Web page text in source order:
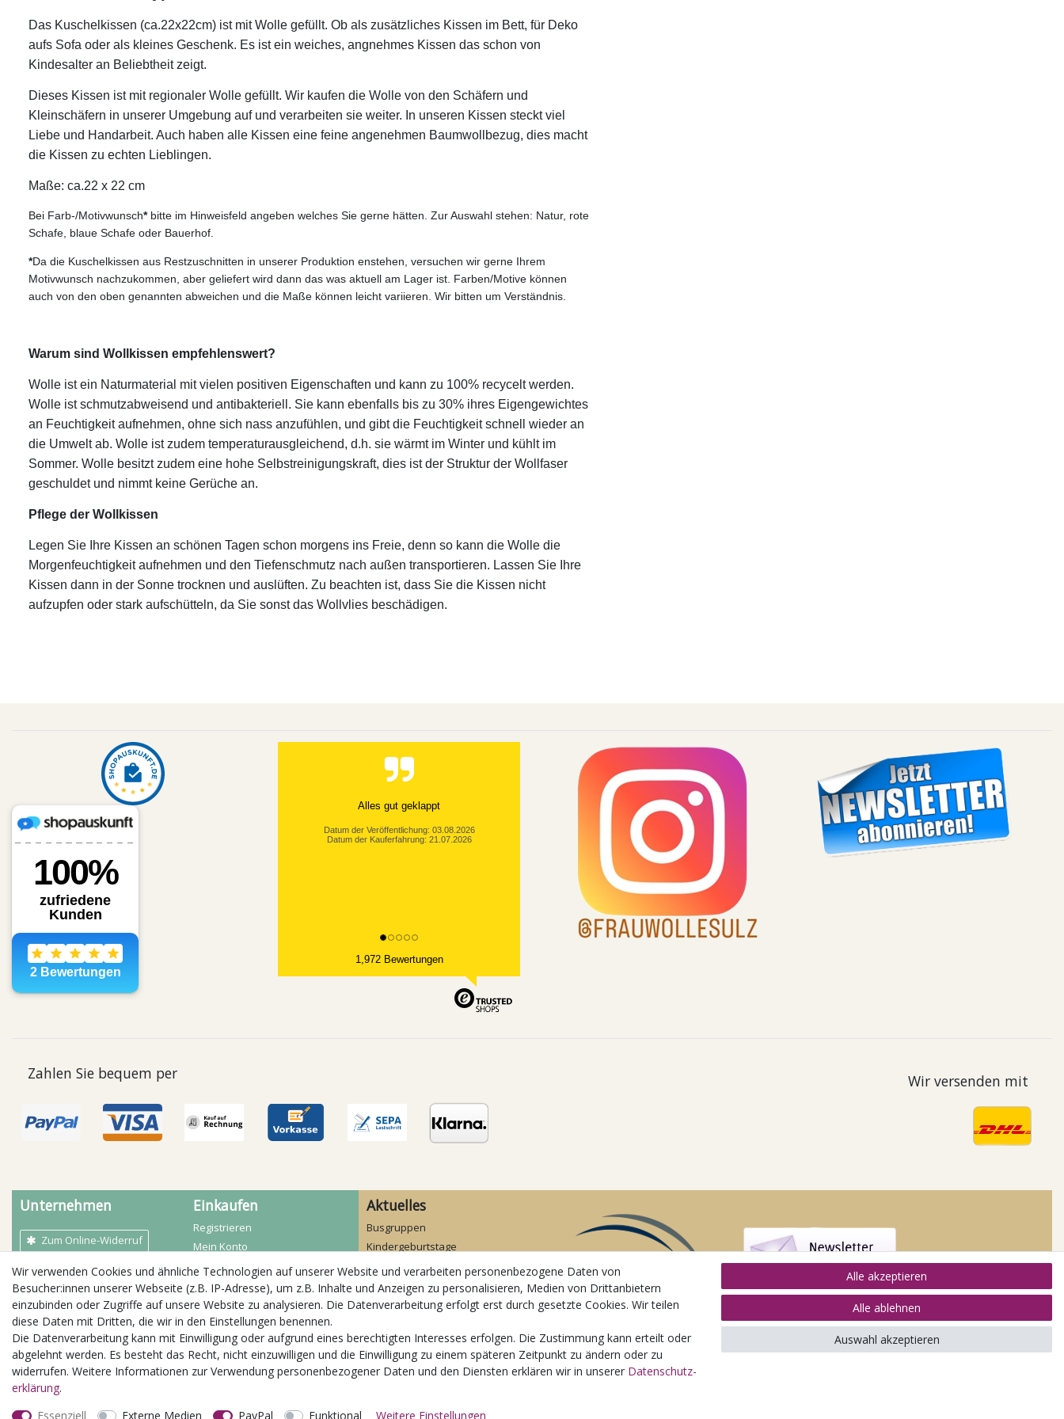
Das Kuschelkissen (ca.22x22cm) ist mit Wolle gefüllt. Ob als zusätzliches Kissen im Bett, für Deko
aufs Sofa oder als kleines Geschenk. Es ist ein weiches, angnehmes Kissen das schon von
Kindesalter an Beliebtheit zeigt.
Dieses Kissen ist mit regionaler Wolle gefüllt. Wir kaufen die Wolle von den Schäfern und
Kleinschäfern in unserer Umgebung auf und verarbeiten sie weiter. In unseren Kissen steckt viel
Liebe und Handarbeit. Auch haben alle Kissen eine feine angenehmen Baumwollbezug, dies macht
die Kissen zu echten Lieblingen.
Maße: ca.22 x 22 cm
Bei Farb-/Motivwunsch*bitte im Hinweisfeld angeben welches Sie gerne hätten. Zur Auswahl stehen: Natur, rote
Schafe, blaue Schafe oder Bauerhof.
*Da die Kuschelkissen aus Restzuschnitten in unserer Produktion enstehen, versuchen wir gerne Ihrem
Motivwunsch nachzukommen, aber geliefert wird dann das was aktuell am Lager ist. Farben/Motive können
auch von den oben genannten abweichen und die Maße können leicht variieren. Wir bitten um Verständnis.
Warum sind Wollkissen empfehlenswert?
Wolle ist ein Naturmaterial mit vielen positiven Eigenschaften und kann zu 100% recycelt werden.
Wolle ist schmutzabweisend und antibakteriell. Sie kann ebenfalls bis zu 30% ihres Eigengewichtes
an Feuchtigkeit aufnehmen, ohne sich nass anzufühlen, und gibt die Feuchtigkeit schnell wieder an
die Umwelt ab. Wolle ist zudem temperaturausgleichend, d.h. sie wärmt im Winter und kühlt im
Sommer. Wolle besitzt zudem eine hohe Selbstreinigungskraft, dies ist der Struktur der Wollfaser
geschuldet und nimmt keine Gerüche an.
Pflege der Wollkissen
Legen Sie Ihre Kissen an schönen Tagen schon morgens ins Freie, denn so kann die Wolle die
Morgenfeuchtigkeit aufnehmen und den Tiefenschmutz nach außen transportieren. Lassen Sie Ihre
Kissen dann in der Sonne trocknen und auslüften. Zu beachten ist, dass Sie die Kissen nicht
aufzupfen oder stark aufschütteln, da Sie sonst das Wollvlies beschädigen.
sehr schöne Ware, super schnelle Abwicklung
Datum der Veröffentlichung: 03.08.2026
Datum der Kauferfahrung: 23.07.2026
1,972 Bewertungen
Zahlen Sie bequem per Wir versenden mit
Unternehmen
Zum Online-Widerruf
AGB
Kontakt
Impressum
Widerrufs­recht
Daten­schutz­erklärung
Jobs / Stellenangebote
Einkaufen
Registrieren
Mein Konto
Mein Warenkorb
Zahlarten
Versandbedingungen
Öffnungszeiten
Aktuelles
Busgruppen
Kindergeburtstage
Kindergartenausflug
Schulklassenausflug
Zwillingsrabatt
Wir verwenden Cookies und ähnliche Technologien auf unserer Website und verarbeiten personenbezogene Daten von
Besucher:innen unserer Webseite (z.B. IP-Adresse), um z.B. Inhalte und Anzeigen zu personalisieren, Medien von Drittanbietern
einzubinden oder Zugriffe auf unsere Website zu analysieren. Die Datenverarbeitung erfolgt erst durch gesetzte Cookies. Wir teilen
diese Daten mit Dritten, die wir in den Einstellungen benennen.
Die Datenverarbeitung kann mit Einwilligung oder aufgrund eines berechtigten Interesses erfolgen. Die Zustimmung kann erteilt oder
abgelehnt werden. Es besteht das Recht, nicht einzuwilligen und die Einwilligung zu einem späteren Zeitpunkt zu ändern oder zu
widerrufen. Weitere Informationen zur Verwendung personenbezogener Daten und den Diensten erklären wir in unserer Daten­schutz­
erklärung.
Essenziell
Externe Medien PayPal Funktional Weitere Einstellungen
Alle akzeptieren
Alle ablehnen
Auswahl akzeptieren